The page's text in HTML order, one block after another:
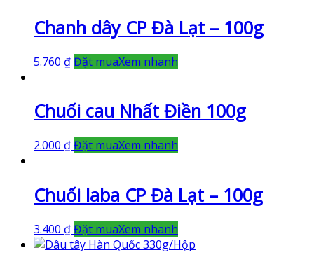
Chanh dây CP Đà Lạt – 100g
5.760 ₫Đặt muaXem nhanh
Chuối cau Nhất Điền 100g
2.000 ₫Đặt muaXem nhanh
Chuối laba CP Đà Lạt – 100g
3.400 ₫Đặt muaXem nhanh